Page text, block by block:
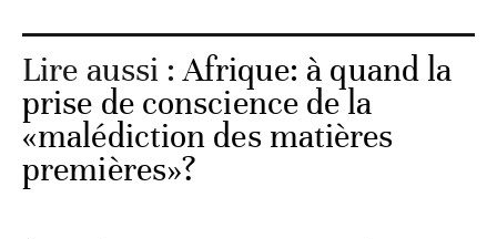
Lire aussi :Afrique: à quand la
prise de conscience de la
«malédiction des matières
premières»?